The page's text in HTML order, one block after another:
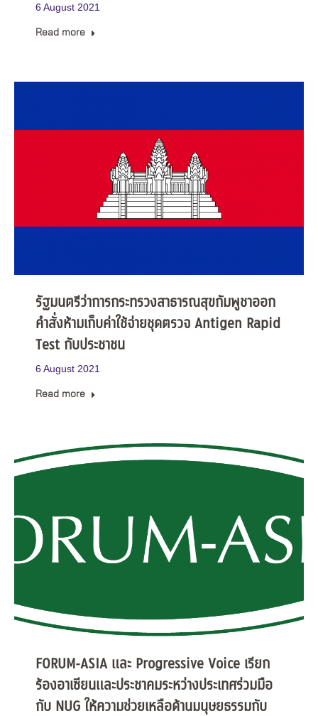
6 August 2021
Read more
รัฐมนตรีว่าการกระทรวงสาธารณสุขกัมพูชาออก
คำสั่งห้ามเก็บค่าใช้จ่ายชุดตรวจ Antigen Rapid
Test กับประชาชน
6 August 2021
Read more
FORUM-ASIA และ Progressive Voice เรียก
ร้องอาเซียนและประชาคมระหว่างประเทศร่วมมือ
กับ NUG ให้ความช่วยเหลือด้านมนุษยธรรมกับ